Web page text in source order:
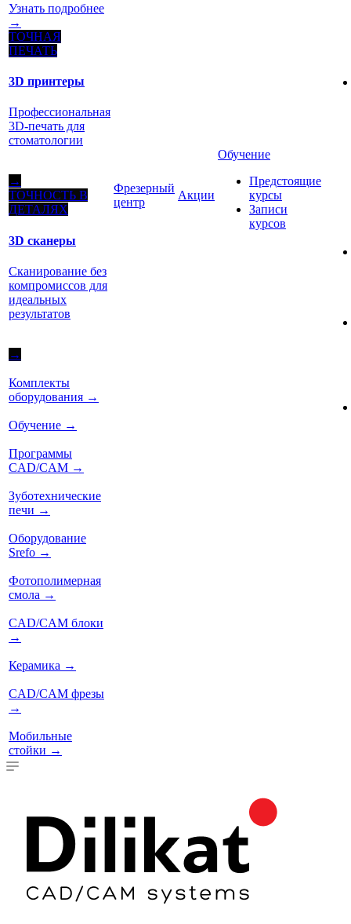
Узнать подробнее
→
ТОЧНАЯ
ПЕЧАТЬ
3D принтеры
Профессиональная
3D-печать для
стоматологии
→
ТОЧНОСТЬ В
ДЕТАЛЯХ
3D сканеры
Сканирование без
компромиссов для
идеальных
результатов
→
Комплекты
оборудования →
Обучение →
Программы
CAD/CAM →
Зуботехнические
печи →
Оборудование
Srefo →
Фотополимерная
смола →
CAD/CAM блоки
→
Керамика →
CAD/CAM фрезы
→
Мобильные
стойки →
Фрезерный
центр
Акции
Обучение
Предстоящие
курсы
Записи
курсов